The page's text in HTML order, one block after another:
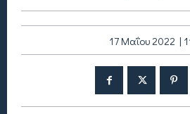
17 Μαΐου 2022 |